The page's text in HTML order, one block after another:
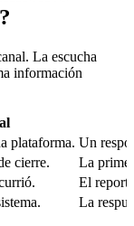
La escucha
información
plataforma. Un
cierre.
La
El
La